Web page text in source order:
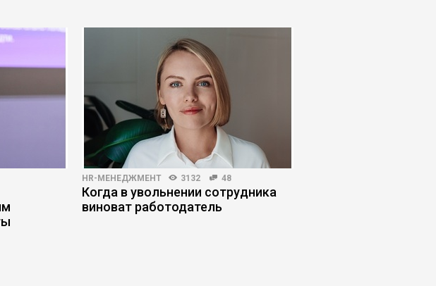
HR-МЕНЕДЖМЕНТ 3132 48
Когда в увольнении сотрудника
виноват работодатель